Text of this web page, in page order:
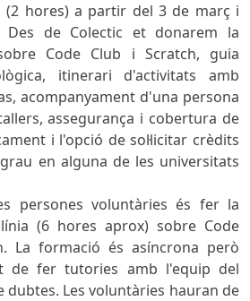
(2 hores) a partir del 3 de març i
de Colectic et donarem la
Code Club i Scratch, guia
itinerari d'activitats amb
acompanyament d'una persona
assegurança i cobertura de
i l'opció de sol·licitar crèdits
en alguna de les universitats
persones voluntàries és fer la
(6 hores aprox) sobre Code
La formació és asíncrona però
de fer tutories amb l'equip del
Les voluntàries hauran de